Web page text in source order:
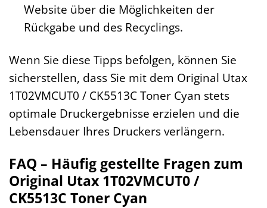
Website über die Möglichkeiten der
Rückgabe und des Recyclings.
Wenn Sie diese Tipps befolgen, können Sie
sicherstellen, dass Sie mit dem Original Utax
1T02VMCUT0 / CK5513C Toner Cyan stets
optimale Druckergebnisse erzielen und die
Lebensdauer Ihres Druckers verlängern.
FAQ – Häufig gestellte Fragen zum
Original Utax 1T02VMCUT0 /
CK5513C Toner Cyan